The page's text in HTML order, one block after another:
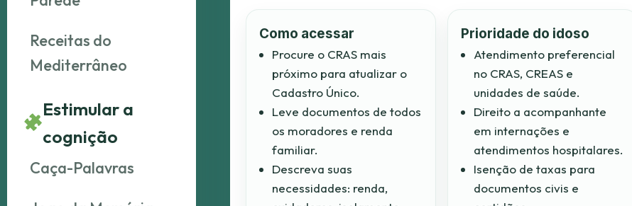
Receitas do
Mediterrâneo
Estimular a
cognição
Caça-Palavras
Como acessar
Procure o CRAS mais
próximo para atualizar o
Cadastro Único.
Leve documentos de todos
os moradores e renda
familiar.
Descreva suas
necessidades: renda,
Prioridade do idoso
Atendimento preferencial
no CRAS, CREAS e
unidades de saúde.
Direito a acompanhante
em internações e
atendimentos hospitalares.
Isenção de taxas para
documentos civis e